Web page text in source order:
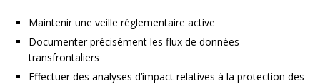
Maintenir une veille réglementaire active
Documenter précisément les flux de données
transfrontaliers
Effectuer des analyses d’impact relatives à la protection des